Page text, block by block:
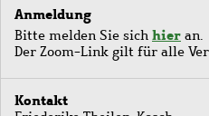
Anmeldung
Bitte melden Sie sich hier an.
Der Zoom-Link gilt für alle
Kontakt